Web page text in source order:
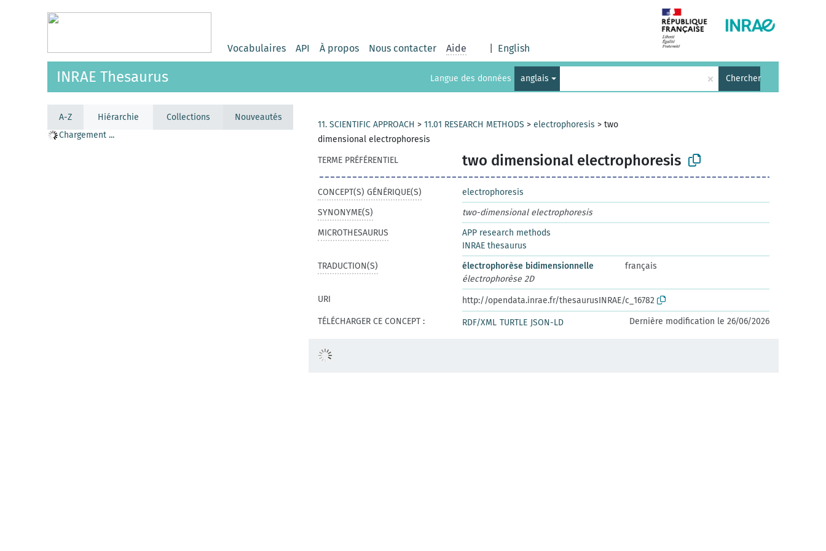
Vocabulaires API À propos Nous contacter Aide English
INRAE Thesaurus Langue des données anglais × Chercher
A-Z Hiérarchie Collections
Nouveautés
Chargement ...
11. SCIENTIFIC APPROACH > 11.01 RESEARCH METHODS > electrophoresis > two
dimensional electrophoresis
TERME PRÉFÉRENTIEL
two dimensional electrophoresis
CONCEPT(S) GÉNÉRIQUE(S)
electrophoresis
SYNONYME(S)
two-dimensional electrophoresis
MICROTHESAURUS
APP research methods
INRAE thesaurus
TRADUCTION(S)
électrophorèse bidimensionnelle
français
électrophorèse 2D
URI
http://opendata.inrae.fr/thesaurusINRAE/c_16782
TÉLÉCHARGER CE CONCEPT :
RDF/XML TURTLE JSON-LD Dernière modification le 26/06/2026